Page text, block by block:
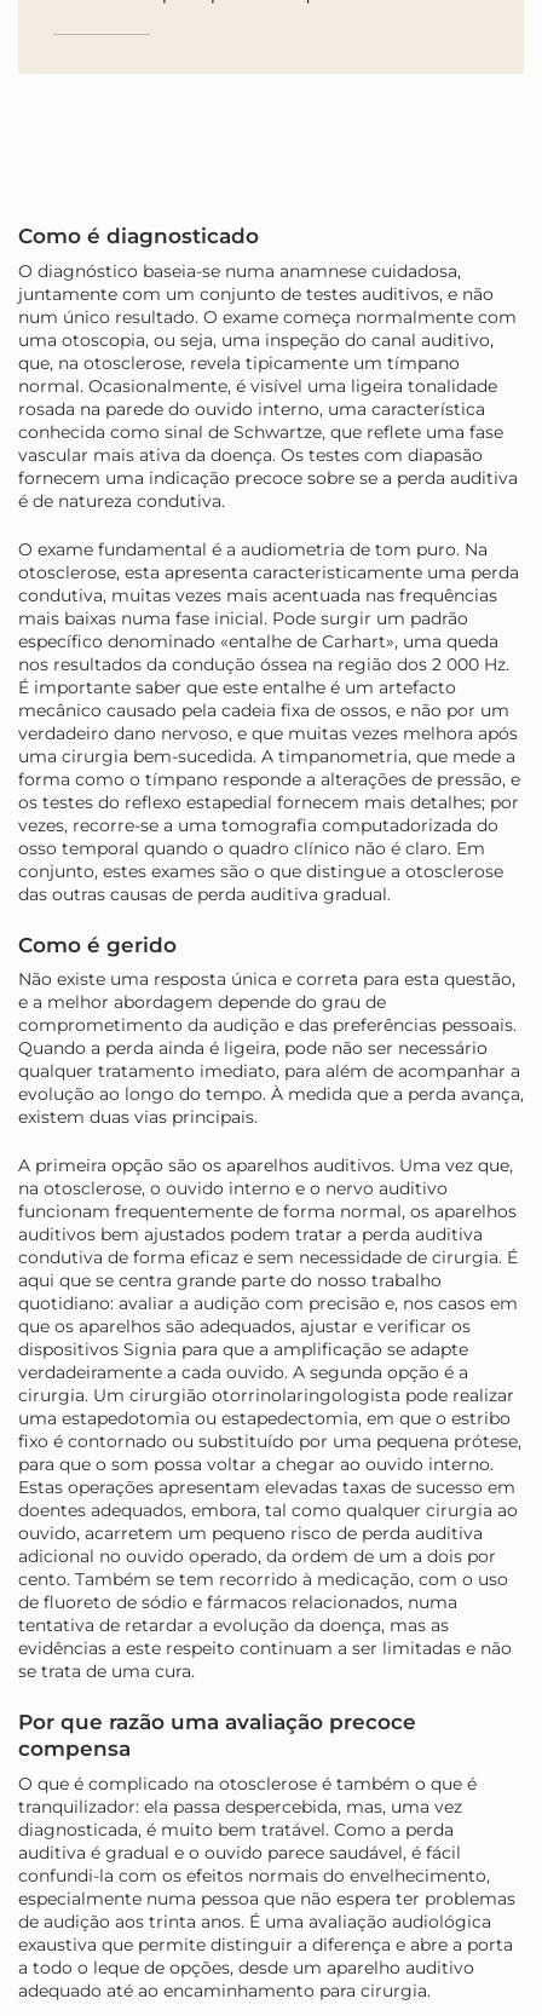
Como é diagnosticado
O diagnóstico baseia-se numa anamnese cuidadosa,
juntamente com um conjunto de testes auditivos, e não
num único resultado. O exame começa normalmente com
uma otoscopia, ou seja, uma inspeção do canal auditivo,
que, na otosclerose, revela tipicamente um tímpano
normal. Ocasionalmente, é visível uma ligeira tonalidade
rosada na parede do ouvido interno, uma característica
conhecida como sinal de Schwartze, que reflete uma fase
vascular mais ativa da doença. Os testes com diapasão
fornecem uma indicação precoce sobre se a perda auditiva
é de natureza condutiva.
O exame fundamental é a audiometria de tom puro. Na
otosclerose, esta apresenta caracteristicamente uma perda
condutiva, muitas vezes mais acentuada nas frequências
mais baixas numa fase inicial. Pode surgir um padrão
específico denominado «entalhe de Carhart», uma queda
nos resultados da condução óssea na região dos 2 000 Hz.
É importante saber que este entalhe é um artefacto
mecânico causado pela cadeia fixa de ossos, e não por um
verdadeiro dano nervoso, e que muitas vezes melhora após
uma cirurgia bem-sucedida. A timpanometria, que mede a
forma como o tímpano responde a alterações de pressão, e
os testes do reflexo estapedial fornecem mais detalhes; por
vezes, recorre-se a uma tomografia computadorizada do
osso temporal quando o quadro clínico não é claro. Em
conjunto, estes exames são o que distingue a otosclerose
das outras causas de perda auditiva gradual.
Como é gerido
Não existe uma resposta única e correta para esta questão,
e a melhor abordagem depende do grau de
comprometimento da audição e das preferências pessoais.
Quando a perda ainda é ligeira, pode não ser necessário
qualquer tratamento imediato, para além de acompanhar a
evolução ao longo do tempo. À medida que a perda avança,
existem duas vias principais.
A primeira opção são os aparelhos auditivos. Uma vez que,
na otosclerose, o ouvido interno e o nervo auditivo
funcionam frequentemente de forma normal, os aparelhos
auditivos bem ajustados podem tratar a perda auditiva
condutiva de forma eficaz e sem necessidade de cirurgia. É
aqui que se centra grande parte do nosso trabalho
quotidiano: avaliar a audição com precisão e, nos casos em
que os aparelhos são adequados, ajustar e verificar os
dispositivos Signia para que a amplificação se adapte
verdadeiramente a cada ouvido. A segunda opção é a
cirurgia. Um cirurgião otorrinolaringologista pode realizar
uma estapedotomia ou estapedectomia, em que o estribo
fixo é contornado ou substituído por uma pequena prótese,
para que o som possa voltar a chegar ao ouvido interno.
Estas operações apresentam elevadas taxas de sucesso em
doentes adequados, embora, tal como qualquer cirurgia ao
ouvido, acarretem um pequeno risco de perda auditiva
adicional no ouvido operado, da ordem de um a dois por
cento. Também se tem recorrido à medicação, com o uso
de fluoreto de sódio e fármacos relacionados, numa
tentativa de retardar a evolução da doença, mas as
evidências a este respeito continuam a ser limitadas e não
se trata de uma cura.
Por que razão uma avaliação precoce
compensa
O que é complicado na otosclerose é também o que é
tranquilizador: ela passa despercebida, mas, uma vez
diagnosticada, é muito bem tratável. Como a perda
auditiva é gradual e o ouvido parece saudável, é fácil
confundi-la com os efeitos normais do envelhecimento,
especialmente numa pessoa que não espera ter problemas
de audição aos trinta anos. É uma avaliação audiológica
exaustiva que permite distinguir a diferença e abre a porta
a todo o leque de opções, desde um aparelho auditivo
adequado até ao encaminhamento para cirurgia.